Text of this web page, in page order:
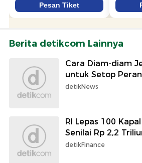
Berita detikcom Lainnya
Cara Diam-diam
untuk Setop
detikNews
RI Lepas 100
Senilai Rp 2,2
detikFinance